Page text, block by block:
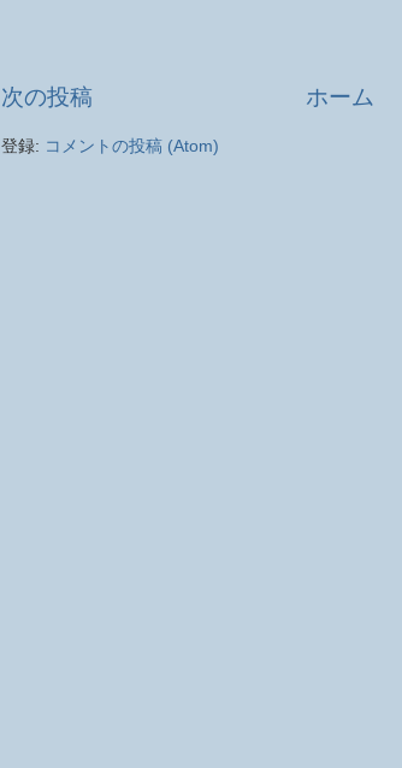
次の投稿 ホーム
登録: コメントの投稿 (Atom)